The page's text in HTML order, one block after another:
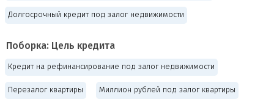
Долгосрочный кредит под залог недвижимости
Поборка: Цель кредита
Кредит на рефинансирование под залог недвижимости
Перезалог квартиры Миллион рублей под залог квартиры